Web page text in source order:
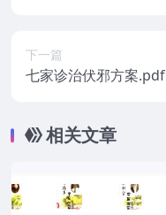
下一篇
七家诊治伏邪方案.pdf
相关文章